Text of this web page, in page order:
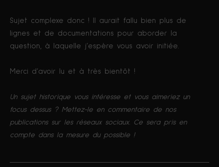
Sujet complexe donc ! Il aurait fallu bien plus de
lignes et de documentations pour aborder la
question, à laquelle j’espère vous avoir initiée.
Merci d’avoir lu et à très bientôt !
Un sujet historique vous intéresse et vous aimeriez un
focus dessus ? Mettez-le en commentaire de nos
publications sur les réseaux sociaux. Ce sera pris en
compte dans la mesure du possible !